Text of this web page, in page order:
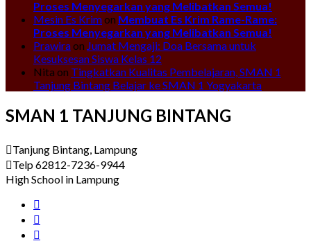
Proses Menyegarkan yang Melibatkan Semua!
Mesin Es Krimon Membuat Es Krim Rame-Rame:
Proses Menyegarkan yang Melibatkan Semua!
Prawiraon Jumat Mengaji: Doa Bersama untuk
Kesuksesan Siswa Kelas 12
Nita on Tingkatkan Kualitas Pembelajaran, SMAN 1
Tanjung Bintang Belajar ke SMAN 1 Yogyakarta
SMAN 1 TANJUNG BINTANG
Tanjung Bintang, Lampung
Telp 62812-7236-9944
High School in Lampung